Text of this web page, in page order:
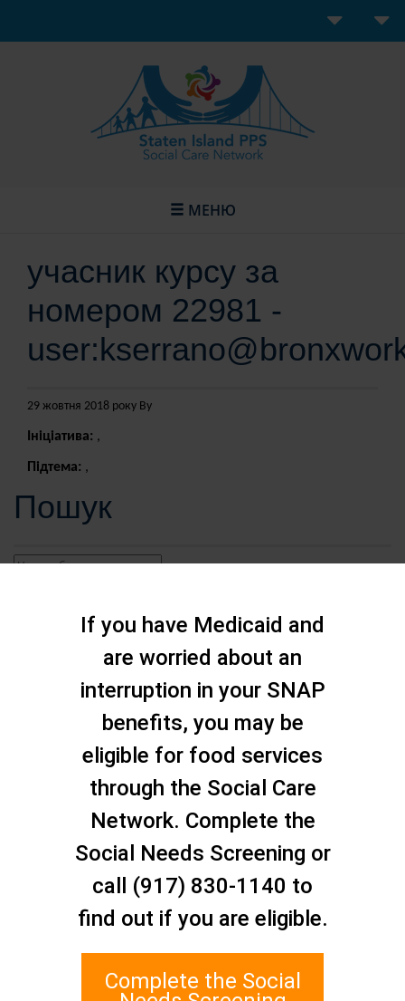
МЕНЮ
учасник курсу за
номером 22981 -
29 жовтня 2018 року By
Ініціатива: ,
Підтема: ,
Пошук
Зв'яжіться з нами
Мережа соціальної
1 Edgewater Plaza, Suite 700
Стейтен-Айленд, штат
(917) 830-1140
If you have Medicaid and
are worried about an
interruption in your SNAP
benefits, you may be
eligible for food services
through the Social Care
Network. Complete the
Social Needs Screening or
call (917) 830-1140 to
find out if you are eligible.
Complete the Social